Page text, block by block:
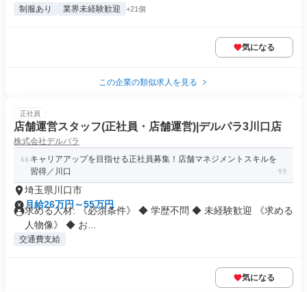
制服あり 業界未経験歓迎 +21個
気になる
この企業の類似求人を見る
正社員
店舗運営スタッフ(正社員・店舗運営)|デルパラ3川口店
株式会社デルパラ
キャリアアップを目指せる正社員募集！店舗マネジメントスキルを
習得／川口
埼玉県川口市
月給26万円～55万円
求める人材: 《必須条件》 ◆ 学歴不問 ◆ 未経験歓迎 《求める
人物像》 ◆ お...
交通費支給
気になる